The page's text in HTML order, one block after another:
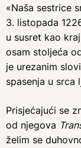
«Naša sestrice
3. listopada
u susret kao
osam stoljeća
je urezanim
spasenja u srca
Prisjećajući se
od njegova
želim se